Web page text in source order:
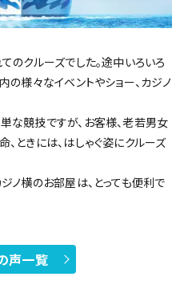
クルーズでした。途中いろいろ
の様々なイベントやショー、カジノ
な競技ですが、お客様、老若男女
ときには、はしゃぐ姿にクルーズ
ノ横のお部屋は、とっても便利で
声一覧